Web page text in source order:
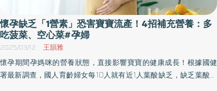
懷孕缺乏「1營素」恐害寶寶流產！4招補充營養：多
吃菠菜、空心菜#孕婦
2025/03/12 王韻雅
懷孕期間孕媽咪的營養狀態，直接影響寶寶的健康成長！根據國健
署最新調查，國人育齡婦女每10人就有近1人葉酸缺乏，缺乏葉酸可